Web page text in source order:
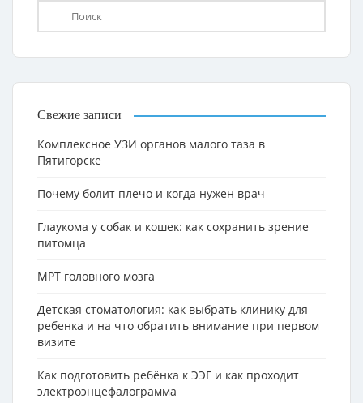
Свежие записи
Комплексное УЗИ органов малого таза в
Пятигорске
Почему болит плечо и когда нужен врач
Глаукома у собак и кошек: как сохранить зрение
питомца
МРТ головного мозга
Детская стоматология: как выбрать клинику для
ребенка и на что обратить внимание при первом
визите
Как подготовить ребёнка к ЭЭГ и как проходит
электроэнцефалограмма